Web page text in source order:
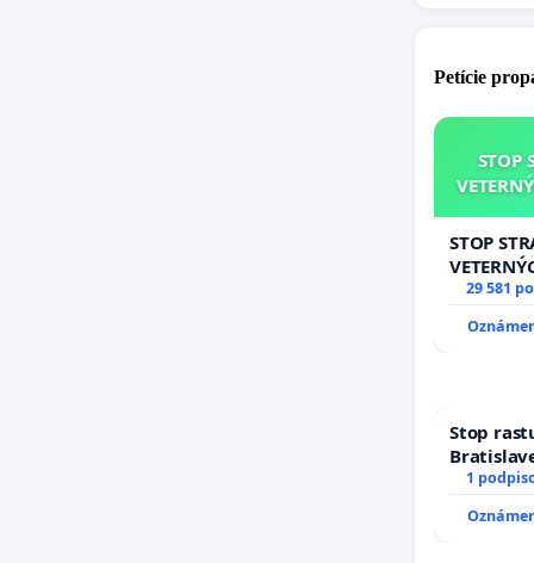
Petície
STOP
STOP
29 581
Stop
1